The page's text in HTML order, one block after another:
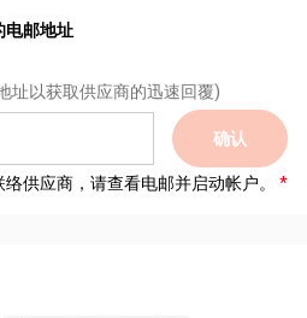
电邮地址
址以获取供应商的迅速回覆)
确认
供应商，请查看电邮并启动帐户。